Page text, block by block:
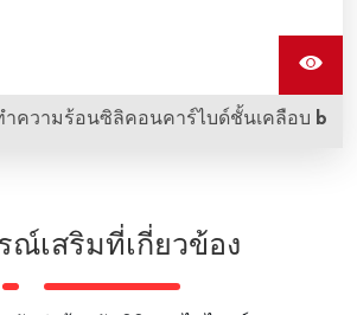
าความร้อนซิลิคอนคาร์ไบด์ชั้นเคลือบ b
ทําความร้อน ช่วยยืดอายุการใช้งานได้
ณ์เสริมที่เกี่ยวข้อง